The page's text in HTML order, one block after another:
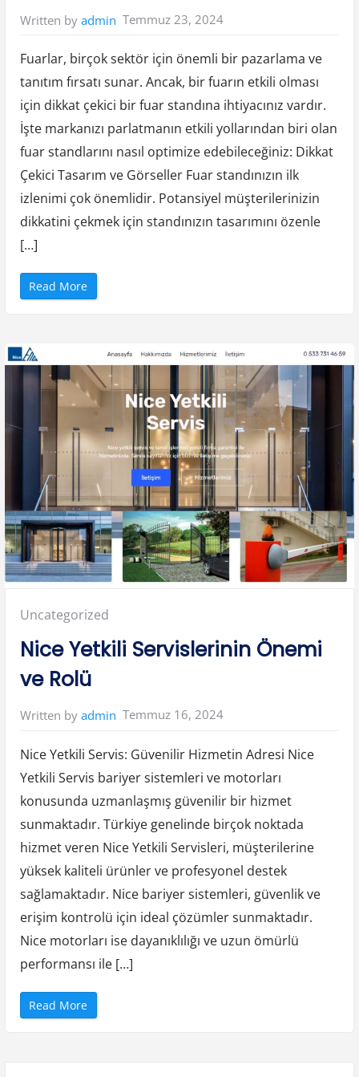
Written by admin Temmuz 23, 2024
Fuarlar, birçok sektör için önemli bir pazarlama ve
tanıtım fırsatı sunar. Ancak, bir fuarın etkili olması
için dikkat çekici bir fuar standına ihtiyacınız vardır.
İşte markanızı parlatmanın etkili yollarından biri olan
fuar standlarını nasıl optimize edebileceğiniz: Dikkat
Çekici Tasarım ve Görseller Fuar standınızın ilk
izlenimi çok önemlidir. Potansiyel müşterilerinizin
dikkatini çekmek için standınızın tasarımını özenle
[…]
Read More“
F
n
d
ı
”
Posted
in:
Uncategorized
Nice Yetkili Servislerinin Önemi
ve Rolü
Written by admin Temmuz 16, 2024
Nice Yetkili Servis: Güvenilir Hizmetin Adresi Nice
Yetkili Servis bariyer sistemleri ve motorları
konusunda uzmanlaşmış güvenilir bir hizmet
sunmaktadır. Türkiye genelinde birçok noktada
hizmet veren Nice Yetkili Servisleri, müşterilerine
yüksek kaliteli ürünler ve profesyonel destek
sağlamaktadır. Nice bariyer sistemleri, güvenlik ve
erişim kontrolü için ideal çözümler sunmaktadır.
Nice motorları ise dayanıklılığı ve uzun ömürlü
performansı ile […]
Read More“
N